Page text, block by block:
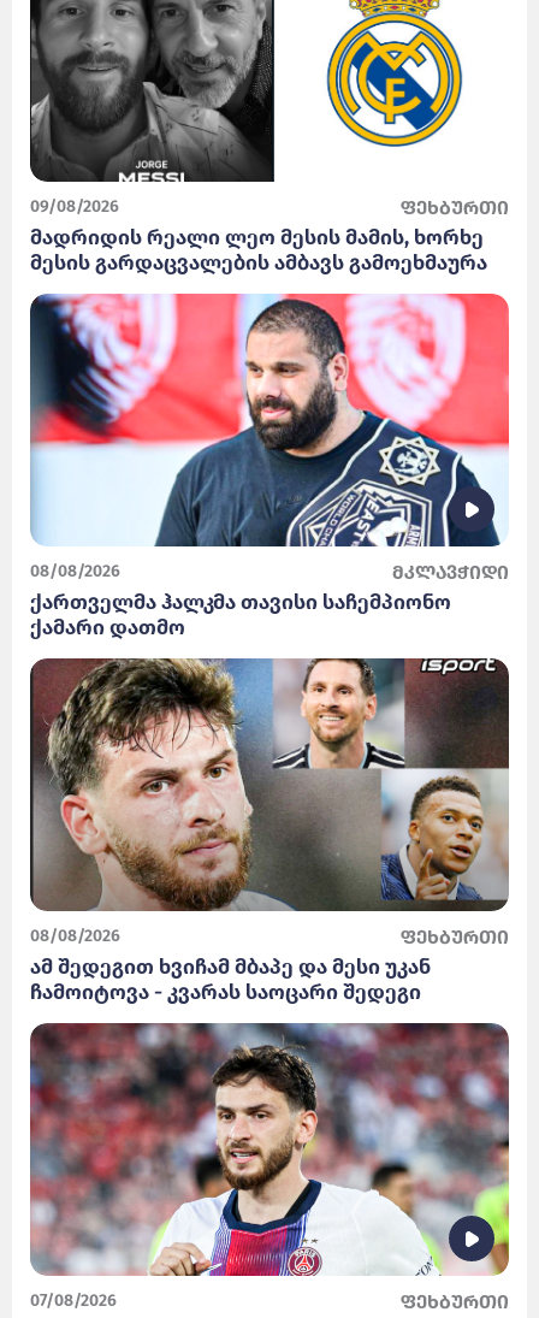
09/08/2026 ფეხბურთი
მადრიდის რეალი ლეო მესის მამის, ხორხე
მესის გარდაცვალების ამბავს გამოეხმაურა
08/08/2026 მკლავჭიდი
ქართველმა ჰალკმა თავისი საჩემპიონო
ქამარი დათმო
08/08/2026 ფეხბურთი
ამ შედეგით ხვიჩამ მბაპე და მესი უკან
ჩამოიტოვა - კვარას საოცარი შედეგი
07/08/2026 ფეხბურთი